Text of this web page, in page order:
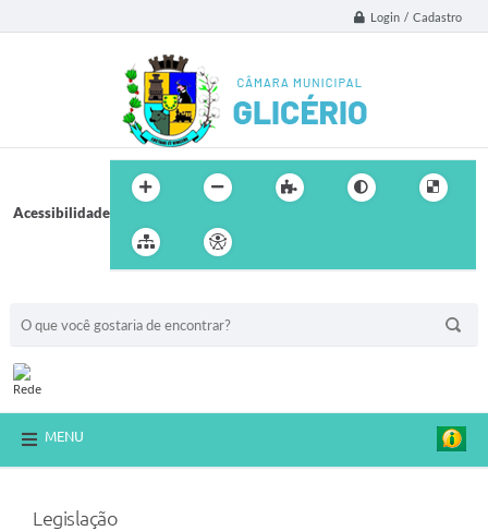
Login / Cadastro
Acessibilidade
MENU
Legislação